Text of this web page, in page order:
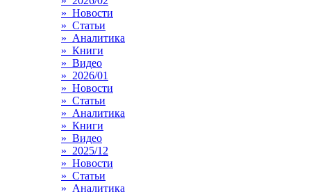
» Новости
» Статьи
» Аналитика
» Книги
» Видео
» 2026/01
» Новости
» Статьи
» Аналитика
» Книги
» Видео
» 2025/12
» Новости
» Статьи
» Аналитика